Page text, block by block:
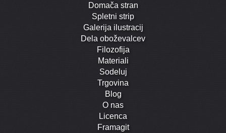
Domača stran
Spletni strip
Galerija ilustracij
Dela oboževalcev
Filozofija
Materiali
Sodeluj
Trgovina
Blog
O nas
Licenca
Framagit